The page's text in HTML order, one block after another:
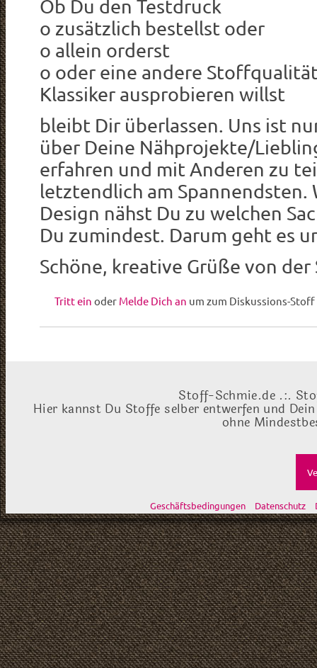
Ob Du den Testdruck
o zusätzlich bestellst oder
o allein orderst
o oder eine andere
Klassiker ausprobieren willst
bleibt Dir überlassen. Uns ist
über Deine Nähprojekte/
erfahren und mit Anderen zu
letztendlich am Spannendsten.
Design nähst Du zu welchen
Du zumindest. Darum geht es
Schöne, kreative Grüße von
Tritt ein oder Melde Dich an um zum Diskussions-
Stoff-Schmie.de .:.
Hier kannst Du Stoffe selber entwerfen und
ohne
Geschäftsbedingungen Datenschutz